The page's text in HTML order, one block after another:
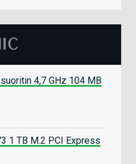
4,7 GHz 104 MB
1 TB M.2 PCI Express